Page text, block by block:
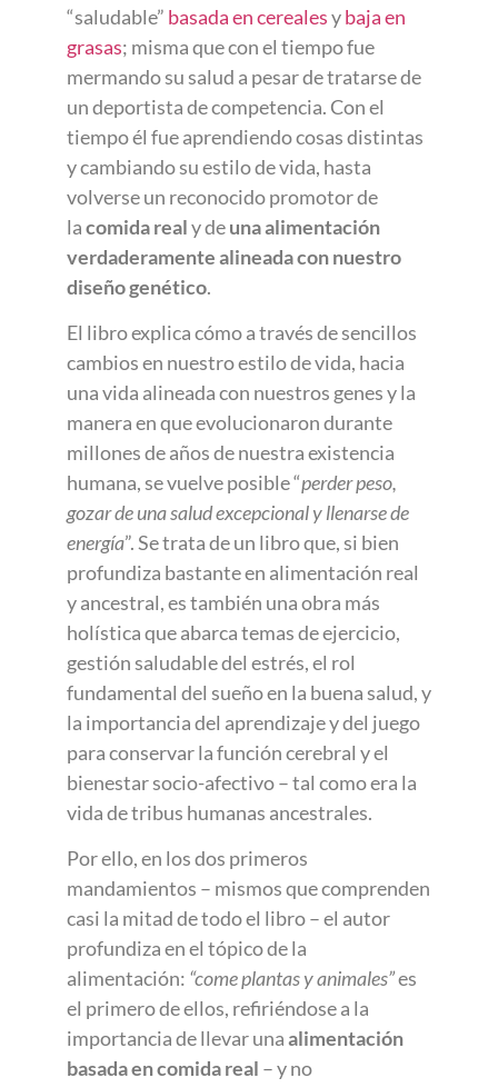
“saludable” basada en cerealesybaja en
grasas; misma que con el tiempo fue
mermando su salud a pesar de tratarse de
un deportista de competencia. Con el
tiempo él fue aprendiendo cosas distintas
y cambiando su estilo de vida, hasta
volverse un reconocido promotor de
lacomida realy deuna alimentación
verdaderamente alineada con nuestro
diseño genético.
El libro explica cómo a través de sencillos
cambios en nuestro estilo de vida, hacia
una vida alineada con nuestros genes y la
manera en que evolucionaron durante
millones de años de nuestra existencia
humana, se vuelve posible “perder peso,
gozar de una salud excepcional y llenarse de
energía”. Se trata de un libro que, si bien
profundiza bastante en alimentación real
y ancestral, es también una obra más
holística que abarca temas de ejercicio,
gestión saludable del estrés, el rol
fundamental del sueño en la buena salud, y
la importancia del aprendizaje y del juego
para conservar la función cerebral y el
bienestar socio-afectivo – tal como era la
vida de tribus humanas ancestrales.
Por ello, en los dos primeros
mandamientos – mismos que comprenden
casi la mitad de todo el libro – el autor
profundiza en el tópico de la
alimentación: “come plantas y animales”es
el primero de ellos, refiriéndose a la
importancia de llevar unaalimentación
basada en comida real – y no